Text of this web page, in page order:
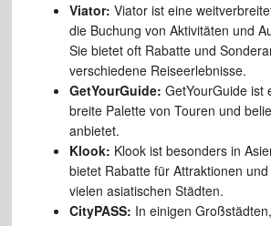
Viator: Viator ist eine
die Buchung von Aktivitäten und
Sie bietet oft Rabatte und
verschiedene Reiseerlebnisse.
GetYourGuide: GetYourGuide ist
breite Palette von Touren und
anbietet.
Klook: Klook ist besonders in
bietet Rabatte für Attraktionen
vielen asiatischen Städten.
CityPASS: In einigen